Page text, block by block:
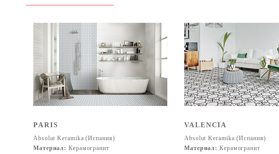
PARIS
Absolut Keramika (Испания)
Материал: Керамогранит
VALENCIA
Absolut Keramika (Испания)
Материал: Керамогранит